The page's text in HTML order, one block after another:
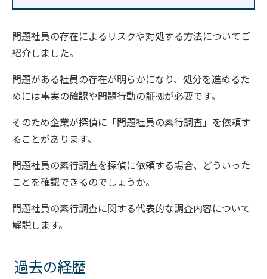
問題社員の存在によるリスクや対処する方法についてご
紹介しました。
問題がある社員の存在が明らかになり、処分を進めるた
めには事実の確認や問題行動の証拠が必要です。
そのため企業が探偵に「問題社員の素行調査」を依頼す
ることがあります。
問題社員の素行調査を探偵に依頼する場合、どういった
ことを確認できるのでしょうか。
問題社員の素行調査に関する代表的な調査内容について
解説します。
過去の経歴